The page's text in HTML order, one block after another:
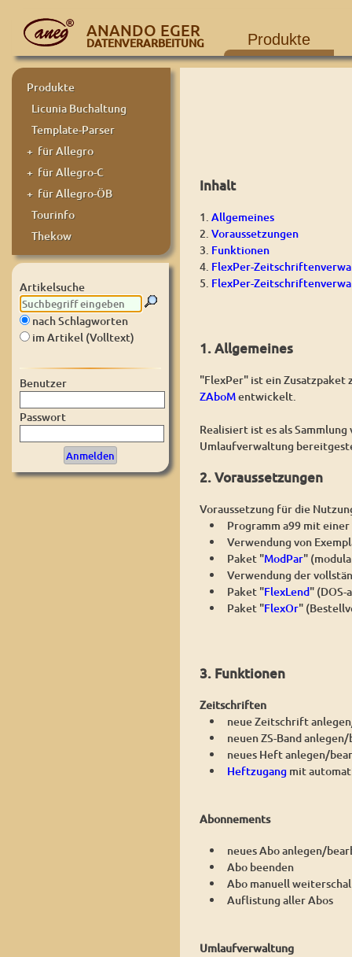
ANANDO EGER
DATENVERARBEITUNG Produkte
Produkte
Licunia Buchaltung
Template-Parser
+ für Allegro
+ für Allegro-C
+ für Allegro-ÖB
Tourinfo
Thekow
Artikelsuche
nach Schlagworten
im Artikel (Volltext)
Benutzer
Passwort
Inhalt
1. Allgemeines
2. Voraussetzungen
3. Funktionen
4. FlexPer-
5. FlexPer-
1. Allgemeines
"FlexPer" ist ein Zusatzpaket
ZAboMentwickelt.
Realisiert ist es als
Umlaufverwaltung
2. Voraussetzungen
Voraussetzung für die
Programm a99 mit
Verwendung von
Paket "ModPar"
Verwendung der
Paket "FlexLend"
Paket "FlexOr"
3. Funktionen
Zeitschriften
neue Zeitschrift
neuen ZS-Band
neues Heft anlegen/
Heftzugang mit
Abonnements
neues Abo anlegen/
Abo beenden
Abo manuell
Auflistung aller Abos
Umlaufverwaltung